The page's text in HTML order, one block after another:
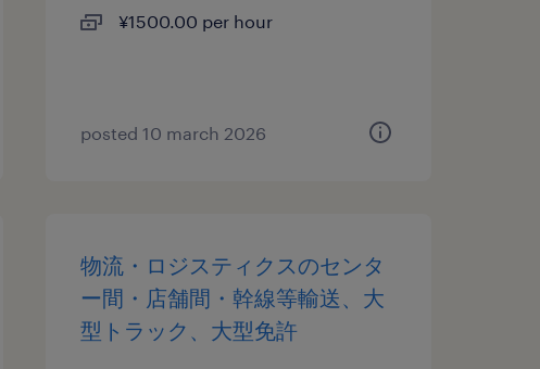
¥1500.00 per hour
posted 10 march 2026
物流・ロジスティクスのセンタ
ー間・店舗間・幹線等輸送、大
型トラック、大型免許